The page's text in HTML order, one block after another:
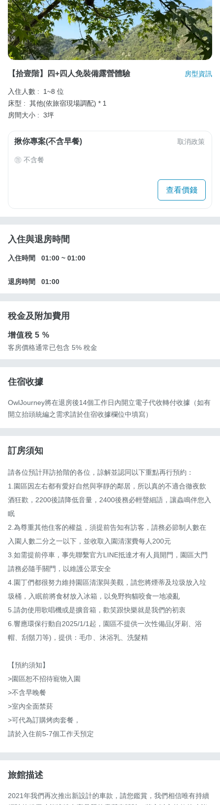
【拾壹階】四+四人免裝備露營體驗 房型資訊
入住人數 :
1~8 位
床型 : 其他(依旅宿現場調配) * 1
房間大小 : 3坪
揪你專案(不含早餐) 取消政策
不含餐
查看價錢
入住與退房時間
入住時間 01:00 ~ 01:00
退房時間 01:00
稅金及附加費用
增值稅5 %
客房價格通常已包含 5% 稅金
住宿收據
OwlJourney將在退房後14個工作日內開立電子代收轉付收據（如有
開立抬頭統編之需求請於住宿收據欄位中填寫）
訂房須知
請各位預計拜訪拾階的各位，諒解並認同以下重點再行預約：
1.園區因左右都有愛好自然與寧靜的鄰居，所以真的不適合徹夜飲
酒狂歡，2200後請降低音量，2400後務必輕聲細語，讓蟲鳴伴您入
眠
2.為尊重其他住客的權益，須提前告知有訪客，請務必節制人數在
入園人數二分之一以下，並收取入園清潔費每人200元
3.如需提前停車，事先聯繫官方LINE抵達才有人員開門，園區大門
請務必隨手關門，以維護公眾安全
4.園丁們都很努力維持園區清潔與美觀，請您將煙蒂及垃圾放入垃
圾桶，入眠前將食材放入冰箱，以免野狗貓咬食一地凌亂
5.請勿使用歌唱機或是擴音箱，歡笑跟快樂就是我們的初衷
6.響應環保行動自2025/1/1起，園區不提供一次性備品(牙刷、浴
帽、刮鬍刀等)，提供：毛巾、沐浴乳、洗髮精
【預約須知】
>園區恕不招待寵物入園
>不含早晚餐
>室內全面禁菸
>可代為訂購烤肉套餐，
請於入住前5-7個工作天預定
旅館描述
2021年我們再次推出新設計的車款，請您鑑賞，我們相信唯有持續